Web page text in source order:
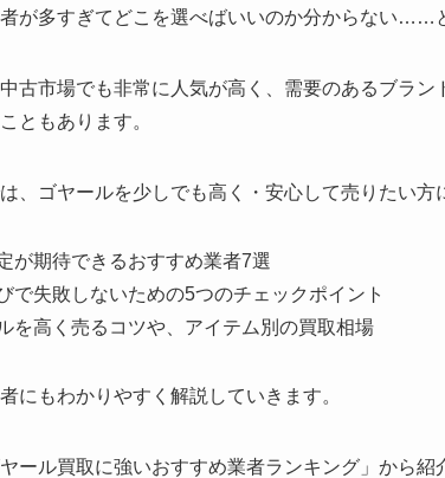
が多すぎてどこを選べばいいのか分からない……
古市場でも非常に人気が高く、需要のあるブラ
ともあります。
、ゴヤールを少しでも高く・安心して売りたい方
が期待できるおすすめ業者7選
で失敗しないための5つのチェックポイント
を高く売るコツや、アイテム別の買取相場
にもわかりやすく解説していきます。
ール買取に強いおすすめ業者ランキング」から紹